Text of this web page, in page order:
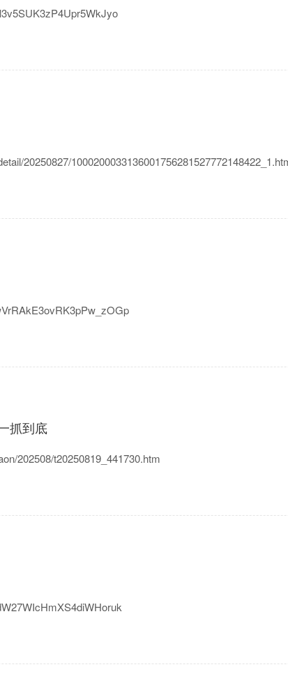
20250827/
抓到底
202508/t20250819_441730.htm